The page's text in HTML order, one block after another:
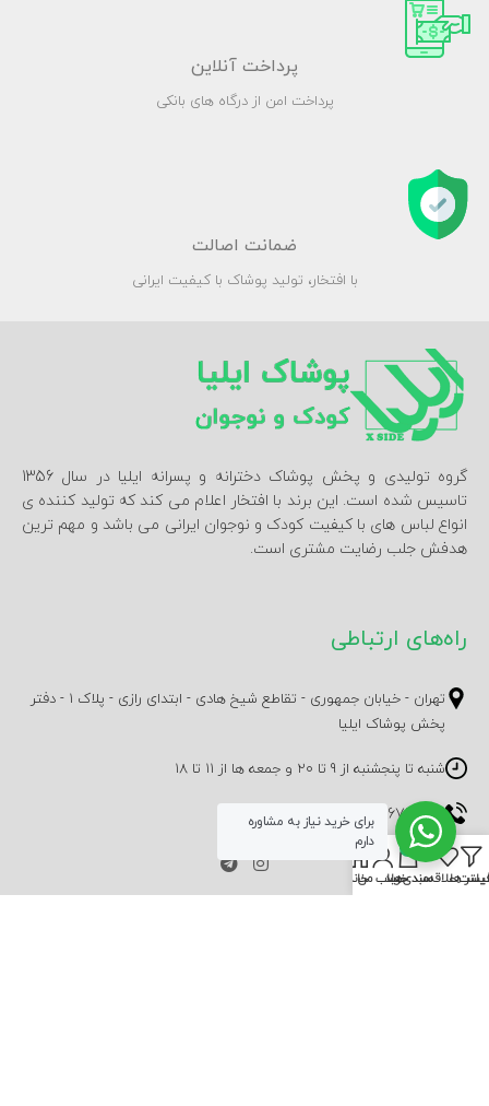
پرداخت آنلاین
پرداخت امن از درگاه های بانکی
ضمانت اصالت
با افتخار، تولید پوشاک با کیفیت ایرانی
گروه تولیدی و پخش پوشاک دخترانه و پسرانه ایلیا در سال 1356
تاسیس شده است. این برند با افتخار اعلام می کند که تولید کننده ی
انواع لباس های با کیفیت کودک و نوجوان ایرانی می باشد و مهم ترین
هدفش جلب رضایت مشتری است.
راه‌های ارتباطی
تهران - خیابان جمهوری - تقاطع شیخ هادی - ابتدای رازی - پلاک 1 - دفتر
پخش پوشاک ایلیا
شنبه تا پنجشنبه از 9 تا 20 و جمعه ها از 11 تا 18
021-66721705
-
0912-1445193
برای خرید نیاز به مشاوره
دارم
ها
لیست علاقه‌مندی‌ها
0
سبد خریدحساب منخانه